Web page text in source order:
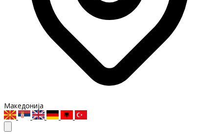
Македонија